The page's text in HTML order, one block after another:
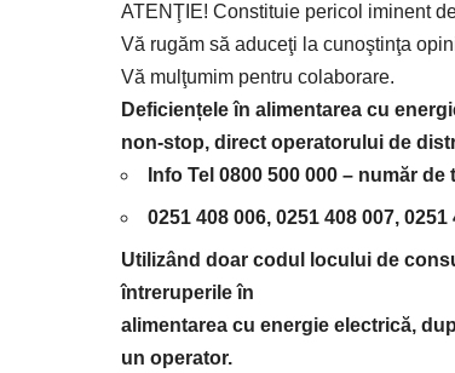
ATENŢIE! Constituie pericol iminent
Vă rugăm să aduceţi la cunoştinţa
Vă mulţumim pentru colaborare.
Deficiențele în alimentarea cu
non-stop, direct operatorului de
Info Tel 0800 500 000 – număr de
0251 408 006, 0251 408 007, 0251
Utilizând doar codul locului de
întreruperile în
alimentarea cu energie electrică,
un operator.